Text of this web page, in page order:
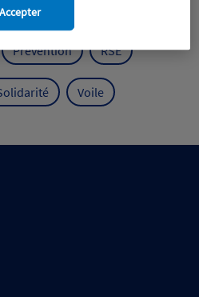
Prévention RSE
Voile
Accepter